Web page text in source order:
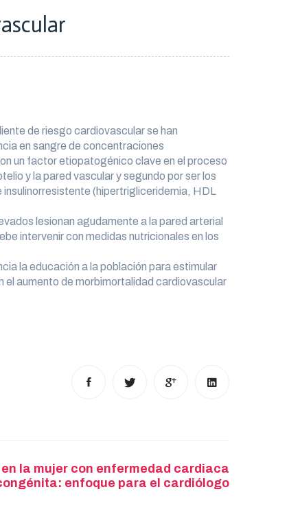
de riesgo cardiovascular se han
en sangre de concentraciones
un factor etiopatogénico clave en el proceso
y la pared vascular y segundo por ser los
(hipertrigliceridemia, HDL
lesionan agudamente a la pared arterial
intervenir con medidas nutricionales en los
la educación a la población para estimular
el aumento de morbimortalidad cardiovascular
la mujer con enfermedad cardiaca
enfoque para el cardiólogo